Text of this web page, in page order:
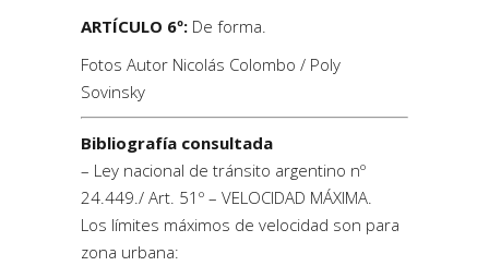
ARTÍCULO 6º: De forma.
Fotos Autor Nicolás Colombo / Poly
Sovinsky
Bibliografía consultada
– Ley nacional de tránsito argentino nº
24.449./ Art. 51º – VELOCIDAD MÁXIMA.
Los límites máximos de velocidad son para
zona urbana: